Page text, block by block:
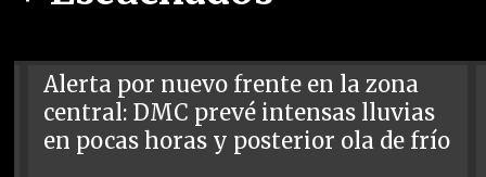
Alerta por nuevo frente en la zona
central: DMC prevé intensas lluvias
en pocas horas y posterior ola de frío